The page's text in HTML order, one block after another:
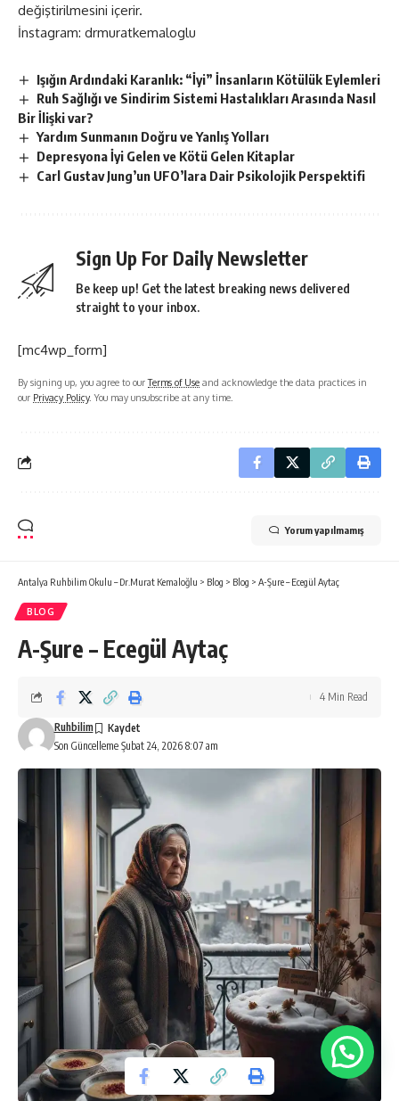
değiştirilmesini içerir.
İnstagram: drmuratkemaloglu
Işığın Ardındaki Karanlık: “İyi” İnsanların Kötülük Eylemleri
Ruh Sağlığı ve Sindirim Sistemi Hastalıkları Arasında Nasıl
Bir İlişki var?
Yardım Sunmanın Doğru ve Yanlış Yolları
Depresyona İyi Gelen ve Kötü Gelen Kitaplar
Carl Gustav Jung’un UFO’lara Dair Psikolojik Perspektifi
Sign Up For Daily Newsletter
Be keep up! Get the latest breaking news delivered
straight to your inbox.
[mc4wp_form]
By signing up, you agree to ourTerms of Use and acknowledge the data practices in
our Privacy Policy. You may unsubscribe at any time.
Yorum yapılmamış
Antalya Ruhbilim Okulu – Dr.Murat Kemaloğlu > Blog > Blog > A-Şure – Ecegül Aytaç
BLOG
A-Şure – Ecegül Aytaç
Son Güncelleme Şubat 24, 2026 8:07 am
Ruhbilim
4 Min Read